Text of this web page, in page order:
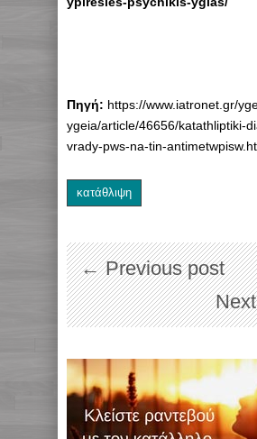
Πηγή: https://www.iatronet.gr/
ygeia/article/46656/katathliptiki-
vrady-pws-na-tin-
κατάθλιψη
← Previous post